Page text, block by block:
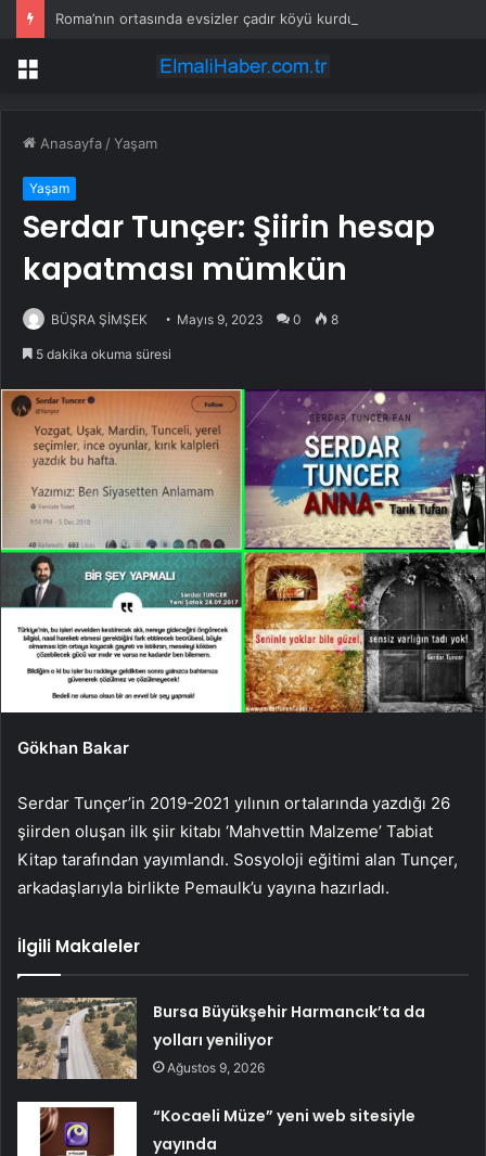
Menü
Anasayfa /Yaşam
Yaşam
Serdar Tunçer: Şiirin hesap
kapatması mümkün
BÜŞRA ŞİMŞEK Mayıs 9, 2023 0 8
5 dakika okuma süresi
Gökhan Bakar
Serdar Tunçer’in 2019-2021 yılının ortalarında yazdığı 26
şiirden oluşan ilk şiir kitabı ‘Mahvettin Malzeme’ Tabiat
Kitap tarafından yayımlandı. Sosyoloji eğitimi alan Tunçer,
arkadaşlarıyla birlikte Pemaulk’u yayına hazırladı.
İlgili Makaleler
Bursa Büyükşehir Harmancık’ta da
yolları yeniliyor
Ağustos 9, 2026
“Kocaeli Müze” yeni web sitesiyle
yayında